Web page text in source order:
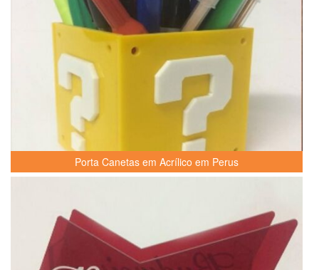
Porta Canetas em Acrílico em Perus